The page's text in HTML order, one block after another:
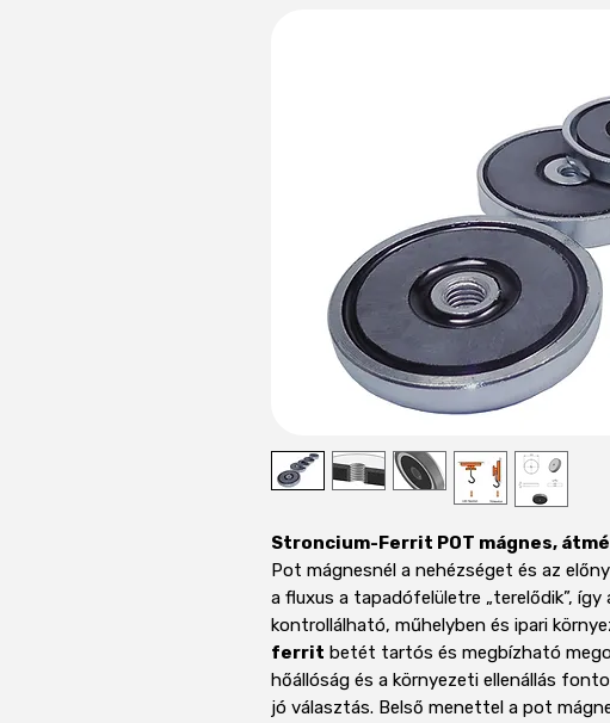
Stroncium-Ferrit POT mágnes,
Pot mágnesnél a nehézséget és az
a fluxus a tapadófelületre „terelődik”,
kontrollálható, műhelyben és ipari
ferrit betét tartós és megbízható
hőállóság és a környezeti ellenállás
jó választás. Belső menettel a pot